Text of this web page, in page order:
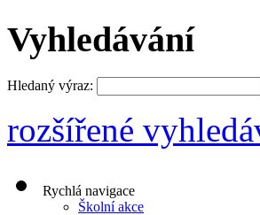
Vyhledávání
Hledaný výraz:
rozšířené
Rychlá navigace
Školní akce